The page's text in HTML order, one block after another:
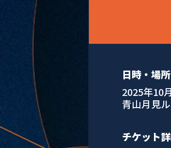
日時・場所
2025年10
青山月見
チケット